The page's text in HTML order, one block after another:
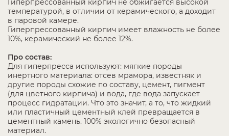
Гиперпрессованный кирпич не обжигается высокой
температурой, в отличии от керамического, а доходит
в паровой камере.
Гиперпрессованный кирпич имеет влажность не более
10%, керамический не более 12%.
Про состав:
Для гиперпресса используют: мягкие породы
инертного материала: отсев мрамора, известняк и
другие породы схожие по составу, цемент, пигмент
(для цветного кирпича) и вода, где вода запускает
процесс гидратации. Что это значит, а то, что жидкий
или пластичный цементный клей превращается в
цементный камень. 100% экологично безопасный
материал.